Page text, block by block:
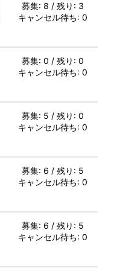
募集: 8 / 残り: 3
キャンセル待ち: 0
募集: 0 / 残り: 0
キャンセル待ち: 0
募集: 5 / 残り: 0
キャンセル待ち: 0
募集: 6 / 残り: 5
キャンセル待ち: 0
募集: 6 / 残り: 5
キャンセル待ち: 0